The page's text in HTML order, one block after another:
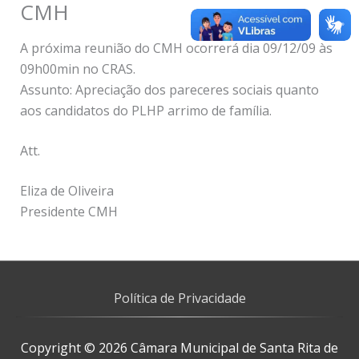
CMH
A próxima reunião do CMH ocorrerá dia 09/12/09 às
09h00min no CRAS.
Assunto: Apreciação dos pareceres sociais quanto
aos candidatos do PLHP arrimo de família.
Att.
Eliza de Oliveira
Presidente CMH
Política de Privacidade
Copyright © 2026 Câmara Municipal de Santa Rita de